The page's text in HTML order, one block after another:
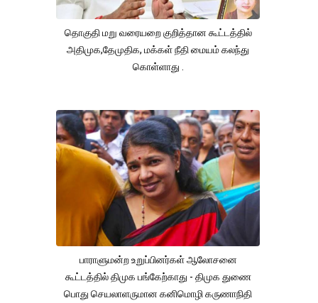
தொகுதி மறு வரையறை குறித்தான கூட்டத்தில்
அதிமுக,தேமுதிக, மக்கள் நீதி மையம் கலந்து
கொள்ளாது .
பாராளுமன்ற உறுப்பினர்கள் ஆலோசனை
கூட்டத்தில் திமுக பங்கேற்காது - திமுக துணை
பொது செயலாளருமான கனிமொழி கருணாநிதி